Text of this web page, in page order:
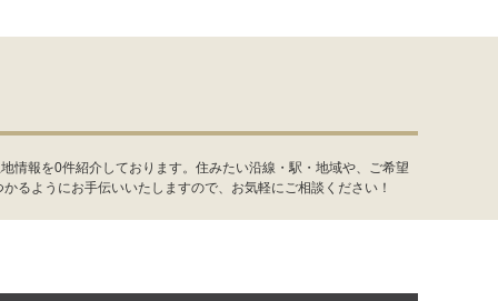
情報を0件紹介しております。住みたい沿線・駅・地域や、ご希望
るようにお手伝いいたしますので、お気軽にご相談ください！